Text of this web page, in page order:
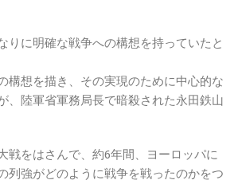
りに明確な戦争への構想を持っていたと
構想を描き、その実現のために中心的な
、陸軍省軍務局長で暗殺された永田鉄山
戦をはさんで、約6年間、ヨーロッパに
列強がどのように戦争を戦ったのかをつ